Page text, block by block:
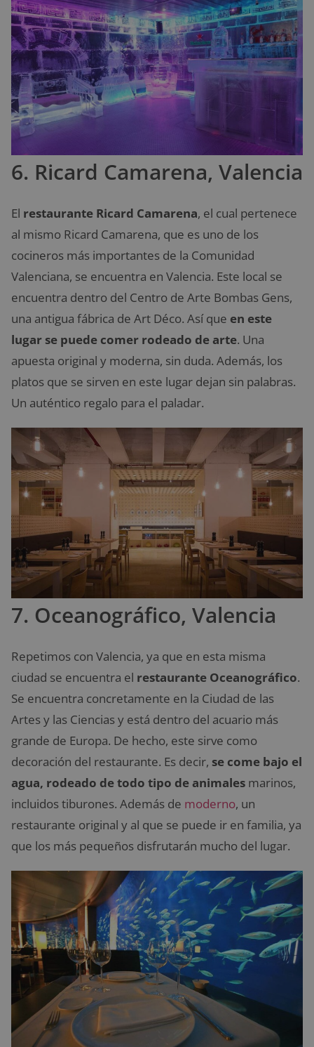
6. Ricard Camarena, Valencia
El restaurante Ricard Camarena, el cual pertenece
al mismo Ricard Camarena, que es uno de los
cocineros más importantes de la Comunidad
Valenciana, se encuentra en Valencia. Este local se
encuentra dentro del Centro de Arte Bombas Gens,
una antigua fábrica de Art Déco. Así que en este
lugar se puede comer rodeado de arte. Una
apuesta original y moderna, sin duda. Además, los
platos que se sirven en este lugar dejan sin palabras.
Un auténtico regalo para el paladar.
7. Oceanográfico, Valencia
Repetimos con Valencia, ya que en esta misma
ciudad se encuentra el restaurante Oceanográfico.
Se encuentra concretamente en la Ciudad de las
Artes y las Ciencias y está dentro del acuario más
grande de Europa. De hecho, este sirve como
decoración del restaurante. Es decir, se come bajo el
agua, rodeado de todo tipo de animales marinos,
incluidos tiburones. Además de moderno, un
restaurante original y al que se puede ir en familia, ya
que los más pequeños disfrutarán mucho del lugar.